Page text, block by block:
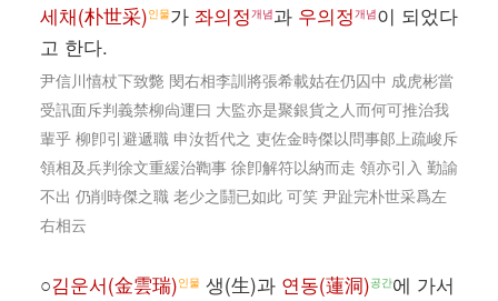
세채(朴世采)인물가 좌의정 개념과 우의정 개념이 되었다
고 한다.
尹信川憘杖下致斃 閔右相李訓將張希載姑在仍囚中 成虎彬當
受訊面斥判義禁柳尙運曰 大監亦是聚銀貨之人而何可推治我
輩乎 柳卽引避遞職 申汝哲代之 吏佐金時傑以問事郞上疏峻斥
領相及兵判徐文重緩治鞫事 徐卽解符以納而走 領亦引入 勤諭
不出 仍削時傑之職 老少之鬪已如此 可笑 尹趾完朴世采爲左
右相云
○김운서(金雲瑞)인물 생(生)과 연동(蓮洞)공간에 가서